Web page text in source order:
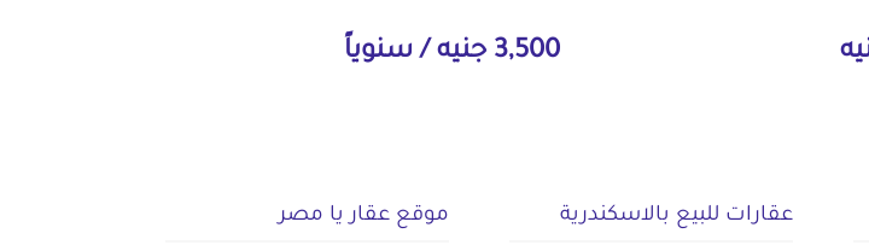
3,500 جنيه / سنوياً
عقارات للبيع بالاسكندرية موقع عقار يا مصر